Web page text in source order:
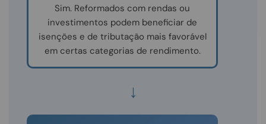
Sim. Reformados com rendas ou
investimentos podem beneficiar de
isenções e de tributação mais favorável
em certas categorias de rendimento.
↓